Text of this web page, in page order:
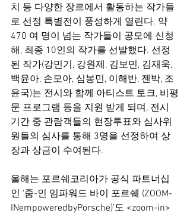
치 등 다양한 장르에서 활동하는 작가들
로 선정 특별전이 풍성하게 열린다. 약
470 여 명이 넘는 작가들이 공모에 신청
해, 최종 10인의 작가를 선발했다. 선정
된 작가(강민기, 강원제, 김보민, 김재욱,
백윤아, 손모아, 심봉민, 이해반, 젠박, 조
윤국)는 전시와 함께 아티스트 토크, 비평
문 프로그램 등을 지원 받게 되며, 전시
기간 중 관람객들의 현장투표와 심사위
원들의 심사를 통해 3명을 선정하여 상
장과 상금이 수여된다.
올해는 포르쉐코리아가 공식 파트너십
인 ‘줌-인 임파워드 바이 포르쉐 (ZOOM-
INempoweredbyPorsche)’도 <zoom-in>